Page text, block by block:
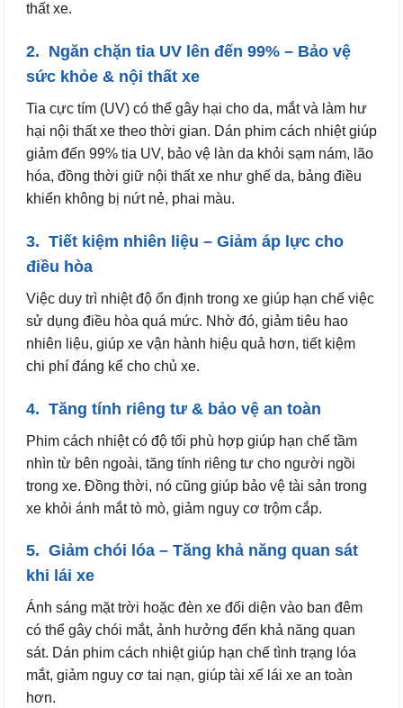
thất xe.
2. Ngăn chặn tia UV lên đến 99% – Bảo vệ
sức khỏe & nội thất xe
Tia cực tím (UV) có thể gây hại cho da, mắt và làm hư
hại nội thất xe theo thời gian. Dán phim cách nhiệt giúp
giảm đến 99% tia UV, bảo vệ làn da khỏi sạm nám, lão
hóa, đồng thời giữ nội thất xe như ghế da, bảng điều
khiển không bị nứt nẻ, phai màu.
3. Tiết kiệm nhiên liệu – Giảm áp lực cho
điều hòa
Việc duy trì nhiệt độ ổn định trong xe giúp hạn chế việc
sử dụng điều hòa quá mức. Nhờ đó, giảm tiêu hao
nhiên liệu, giúp xe vận hành hiệu quả hơn, tiết kiệm
chi phí đáng kể cho chủ xe.
4. Tăng tính riêng tư & bảo vệ an toàn
Phim cách nhiệt có độ tối phù hợp giúp hạn chế tầm
nhìn từ bên ngoài, tăng tính riêng tư cho người ngồi
trong xe. Đồng thời, nó cũng giúp bảo vệ tài sản trong
xe khỏi ánh mắt tò mò, giảm nguy cơ trộm cắp.
5. Giảm chói lóa – Tăng khả năng quan sát
khi lái xe
Ánh sáng mặt trời hoặc đèn xe đối diện vào ban đêm
có thể gây chói mắt, ảnh hưởng đến khả năng quan
sát. Dán phim cách nhiệt giúp hạn chế tình trạng lóa
mắt, giảm nguy cơ tai nạn, giúp tài xế lái xe an toàn
hơn.